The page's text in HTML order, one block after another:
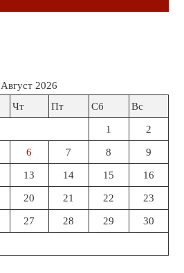
Август 2026
Чт Пт Сб Вс
1 2
6 7 8 9
13 14 15 16
20 21 22 23
27 28 29 30